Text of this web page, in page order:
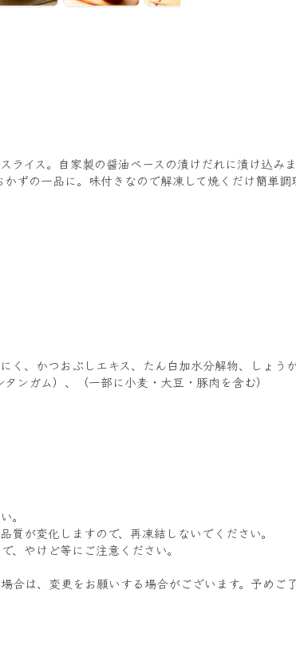
イス。自家製の醤油ベースの漬けだれに漬け込みま
ずの一品に。味付きなので解凍して焼くだけ簡単調
く、かつおぶしエキス、たん白加水分解物、しょう
ンガム）、（一部に小麦・大豆・豚肉を含む）
。
が変化しますので、再凍結しないでください。
やけど等にご注意ください。
は、変更をお願いする場合がございます。予めご了